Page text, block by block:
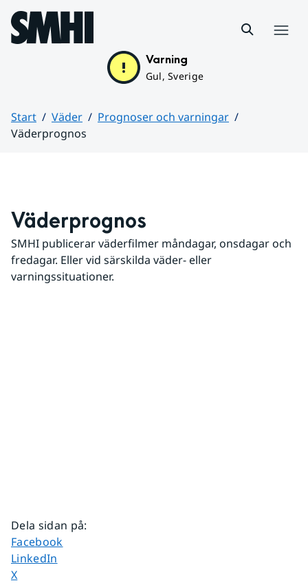
Hoppa till sidans innehåll
Varning
Gul, Sverige
Start Väder
Prognoser och varningar
Väderprognos
Väderprognos
SMHI publicerar väderfilmer måndagar, onsdagar och
fredagar. Eller vid särskilda väder- eller
varningssituationer.
Dela sidan på:
Dela sidan på
Facebook
Dela sidan på
LinkedIn
Dela sidan på
X